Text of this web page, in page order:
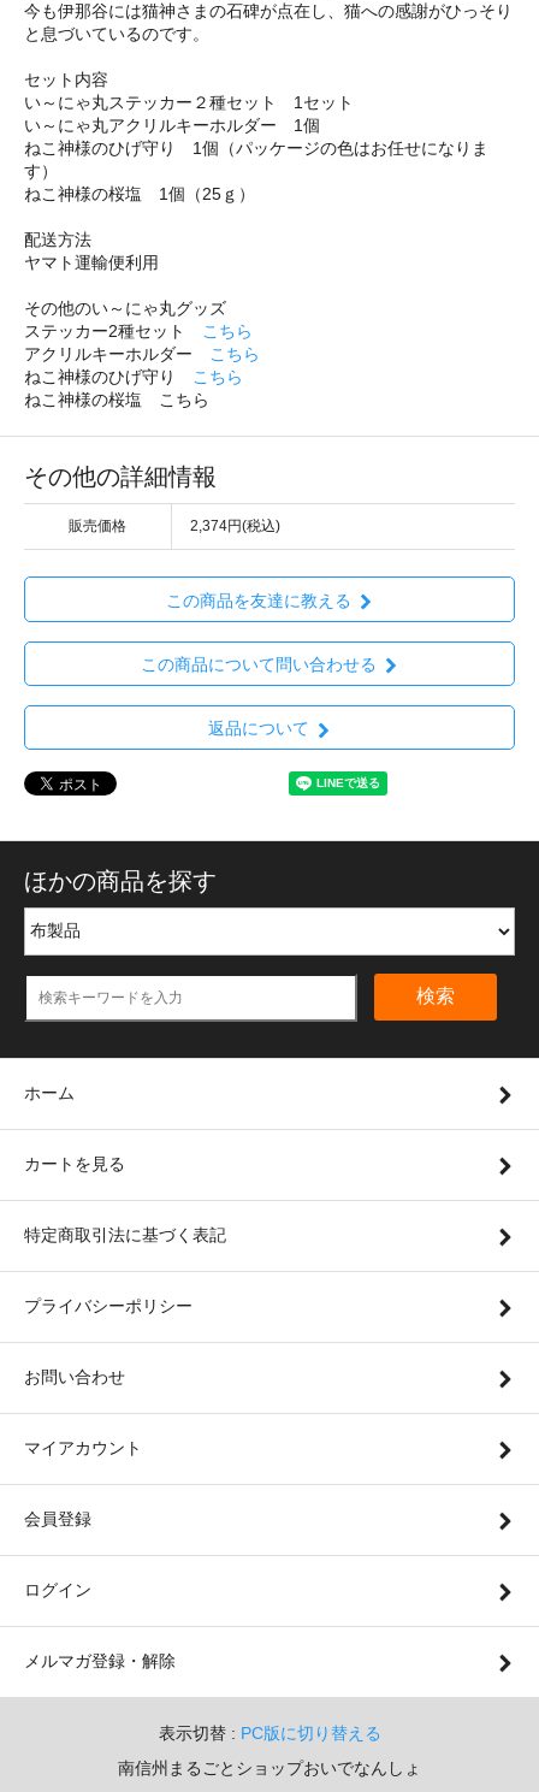
今も伊那谷には猫神さまの石碑が点在し、猫への感謝がひっそり
と息づいているのです。
セット内容
い～にゃ丸ステッカー２種セット 1セット
い～にゃ丸アクリルキーホルダー 1個
ねこ神様のひげ守り 1個（パッケージの色はお任せになりま
す）
ねこ神様の桜塩 1個（25ｇ）
配送方法
ヤマト運輸便利用
その他のい～にゃ丸グッズ
ステッカー2種セット こちら
アクリルキーホルダー こちら
ねこ神様のひげ守り こちら
ねこ神様の桜塩 こちら
その他の詳細情報
販売価格 2,374円(税込)
この商品を友達に教える
この商品について問い合わせる
返品について
ほかの商品を探す
検索
ホーム
カートを見る
特定商取引法に基づく表記
プライバシーポリシー
お問い合わせ
マイアカウント
会員登録
ログイン
メルマガ登録・解除
表示切替 : PC版に切り替える
南信州まるごとショップおいでなんしょ